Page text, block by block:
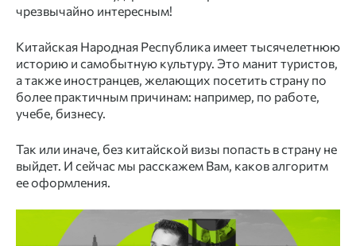
чрезвычайно интересным!
Китайская Народная Республика имеет тысячелетнюю
историю и самобытную культуру. Это манит туристов,
а также иностранцев, желающих посетить страну по
более практичным причинам: например, по работе,
учебе, бизнесу.
Так или иначе, без китайской визы попасть в страну не
выйдет. И сейчас мы расскажем Вам, каков алгоритм
ее оформления.